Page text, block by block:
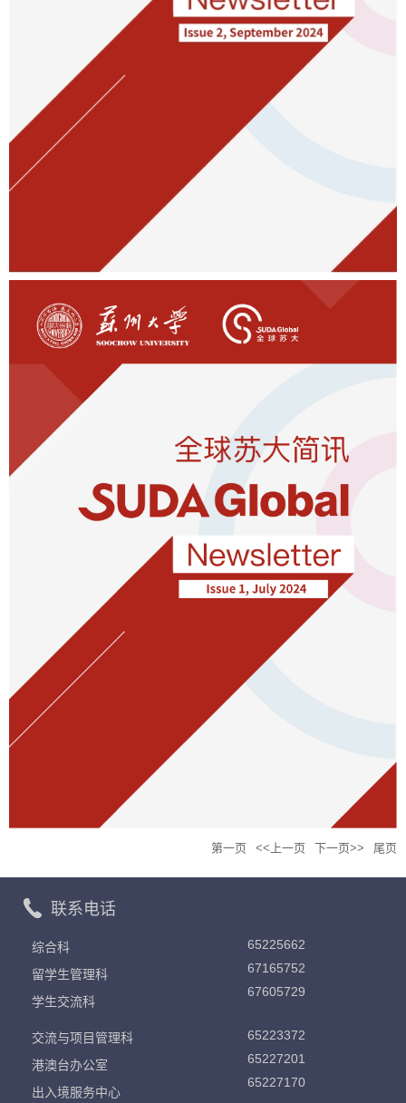
第一页 <<上一页 下一页>> 尾页
联系电话
综合科
留学生管理科
学生交流科
65225662
67165752
67605729
交流与项目管理科
港澳台办公室
出入境服务中心
65223372
65227201
65227170